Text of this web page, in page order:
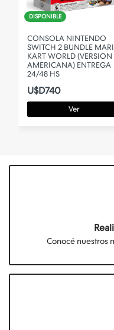
DISPONIBLE
CONSOLA NINTENDO
SWITCH 2 BUNDLE
KART WORLD (VERSION
AMERICANA) ENTREGA
24/48 HS
U$D740
Ver
Conocé nuestros